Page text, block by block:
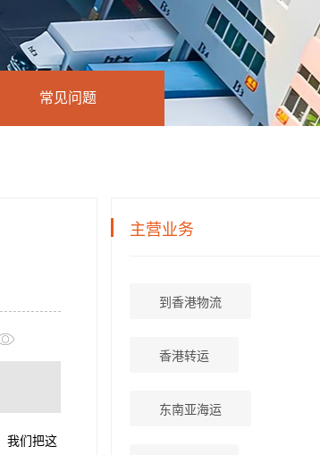
常见问题
我们把这
主营业务
到香港物流
香港转运
东南亚海运